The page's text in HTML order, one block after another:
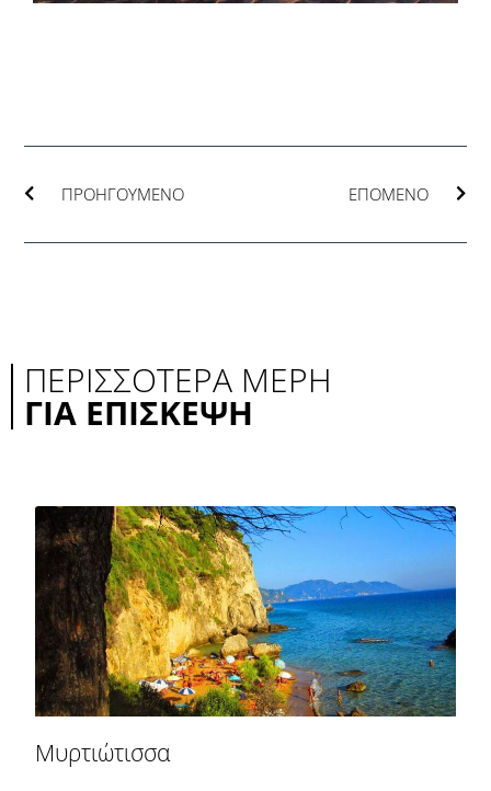
ΠΡΟΗΓΟΎΜΕΝΟ
ΕΠΌΜΕΝΟ
ΠΕΡΙΣΣΟΤΕΡΑ ΜΈΡΗ
ΓΙΑ ΕΠΙΣΚΕΨΗ
Μυρτιώτισσα